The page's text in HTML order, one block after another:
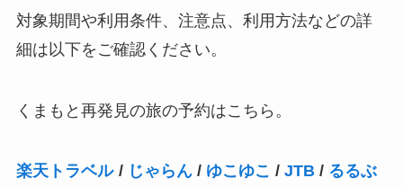
対象期間や利用条件、注意点、利用方法などの詳
細は以下をご確認ください。
くまもと再発見の旅の予約はこちら。
楽天トラベル/ じゃらん/ ゆこゆこ / JTB/ るるぶ